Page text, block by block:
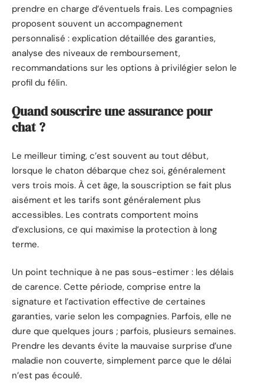
prendre en charge d’éventuels frais. Les compagnies
proposent souvent un accompagnement
personnalisé : explication détaillée des garanties,
analyse des niveaux de remboursement,
recommandations sur les options à privilégier selon le
profil du félin.
Quand souscrire une assurance pour
chat ?
Le meilleur timing, c’est souvent au tout début,
lorsque le chaton débarque chez soi, généralement
vers trois mois. À cet âge, la souscription se fait plus
aisément et les tarifs sont généralement plus
accessibles. Les contrats comportent moins
d’exclusions, ce qui maximise la protection à long
terme.
Un point technique à ne pas sous-estimer : les délais
de carence. Cette période, comprise entre la
signature et l’activation effective de certaines
garanties, varie selon les compagnies. Parfois, elle ne
dure que quelques jours ; parfois, plusieurs semaines.
Prendre les devants évite la mauvaise surprise d’une
maladie non couverte, simplement parce que le délai
n’est pas écoulé.